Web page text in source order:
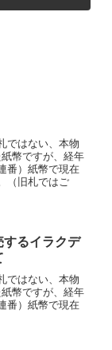
ではない、本物
幣ですが、経年
番）紙幣で現在
（旧札ではご
するイラクデ
ではない、本物
幣ですが、経年
番）紙幣で現在